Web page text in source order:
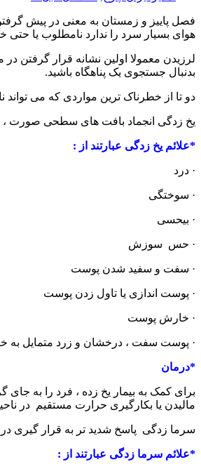
فصل پاییز و زمستان به معنی در پیش
هوای بسیار سرد را ندارد نامطلوب یا
لرزیدن معمولا اولین نشانه قرار گرفتن
بدنبال جستجوی یک پناهگاه باشید.
دو تا از خطرناک ترین مواردی که می
یخ زدگی انجماد بافت های سطحی صورت
*علائم یخ زدگی عبارتند از :
· درد
· سوختگی
· بیحسی
· حس سوزش
· سفت و سفید شدن پوست
· پوست اندازی یا تاول زدن پوست
· خارش پوست
· پوست سفت ، درخشان و زرد متمایل به
*درمان
برای کمک به بیمار یخ زده ، فرد را به جای
مالیدن یا بکارگیری حرارت مستقیم در
سرما زدگی پاسخ شدید تر به قرار
*علائم سرما زدگی عبارتند از :